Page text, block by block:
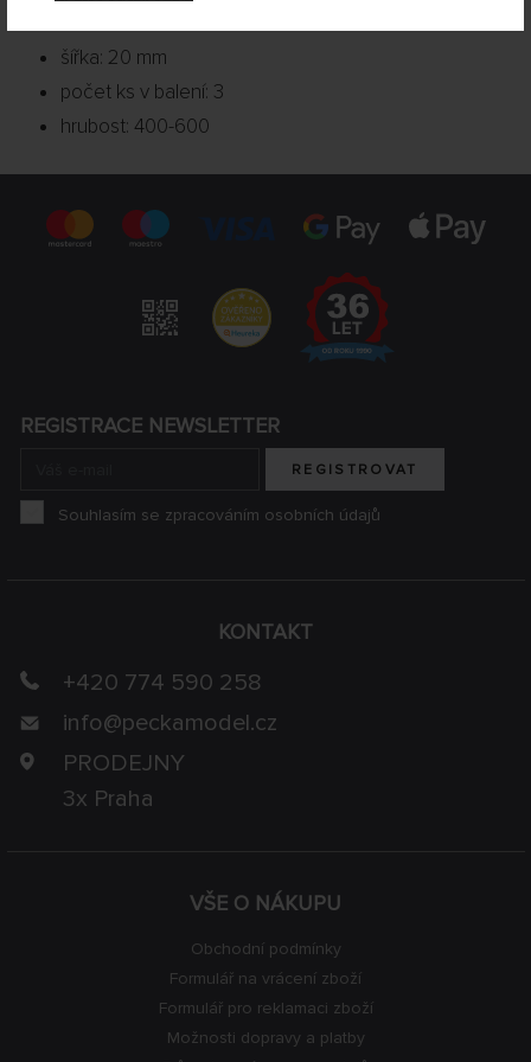
šířka: 20 mm
počet ks v balení: 3
hrubost: 400-600
VŠE O NÁKUPU
Obchodní podmínky
Formulář na vrácení zboží
Formulář pro reklamaci zboží
Možnosti dopravy a platby
KONTAKT
+420 774 590 258
info@peckamodel.cz
PRODEJNY
3x Praha
REGISTRACE NEWSLETTER
REGISTROVAT
Souhlasím se zpracováním osobních údajů